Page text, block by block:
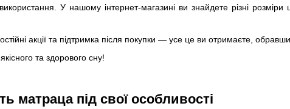
У нашому інтернет-магазині ви знайдете різні
акції та підтримка після покупки — усе це ви отримаєте,
та здорового сну!
матраца під свої особливості